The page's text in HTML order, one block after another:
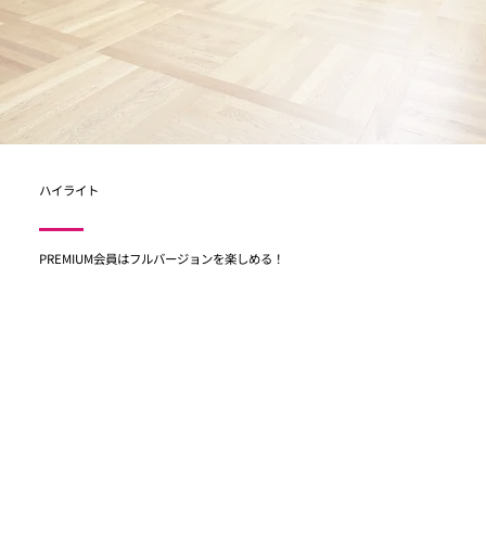
ハイライト
PREMIUM会員はフルバージョンを楽しめる！